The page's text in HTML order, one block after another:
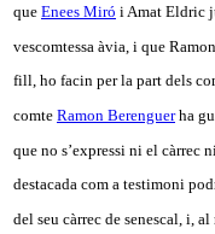
que Enees Miró i Amat Eldric
vescomtessa àvia, i que
fill, ho facin per la part dels
comte Ramon Berenguerha
que no s’expressi ni el
destacada com a testimoni
del seu càrrec de senescal, i,